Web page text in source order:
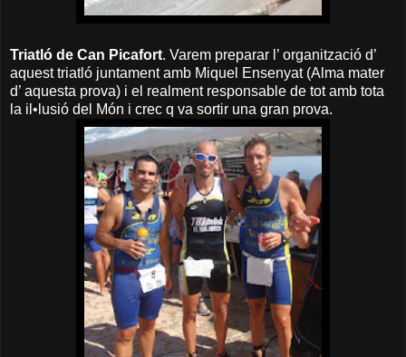
Triatló de Can Picafort. Varem preparar l’ organització d’
aquest triatló juntament amb Miquel Ensenyat (Alma mater
d’ aquesta prova) i el realment responsable de tot amb tota
la il•lusió del Món i crec q va sortir una gran prova.